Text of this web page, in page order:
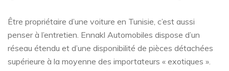
Être propriétaire d’une voiture en Tunisie, c’est aussi
penser à l’entretien. Ennakl Automobiles dispose d’un
réseau étendu et d’une disponibilité de pièces détachées
supérieure à la moyenne des importateurs « exotiques ».